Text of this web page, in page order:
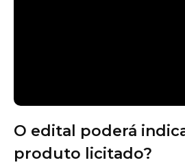
O edital poderá
produto licitado?